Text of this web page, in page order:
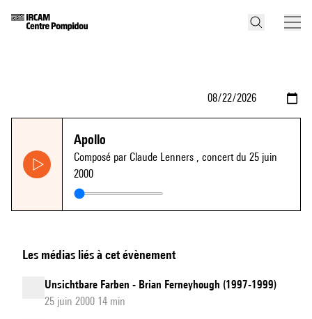
Apollo
Composé par Claude Lenners , concert du 25 juin
2000
Les médias liés à cet évènement
Unsichtbare Farben - Brian Ferneyhough (1997-1999)
25 juin 2000 14 min